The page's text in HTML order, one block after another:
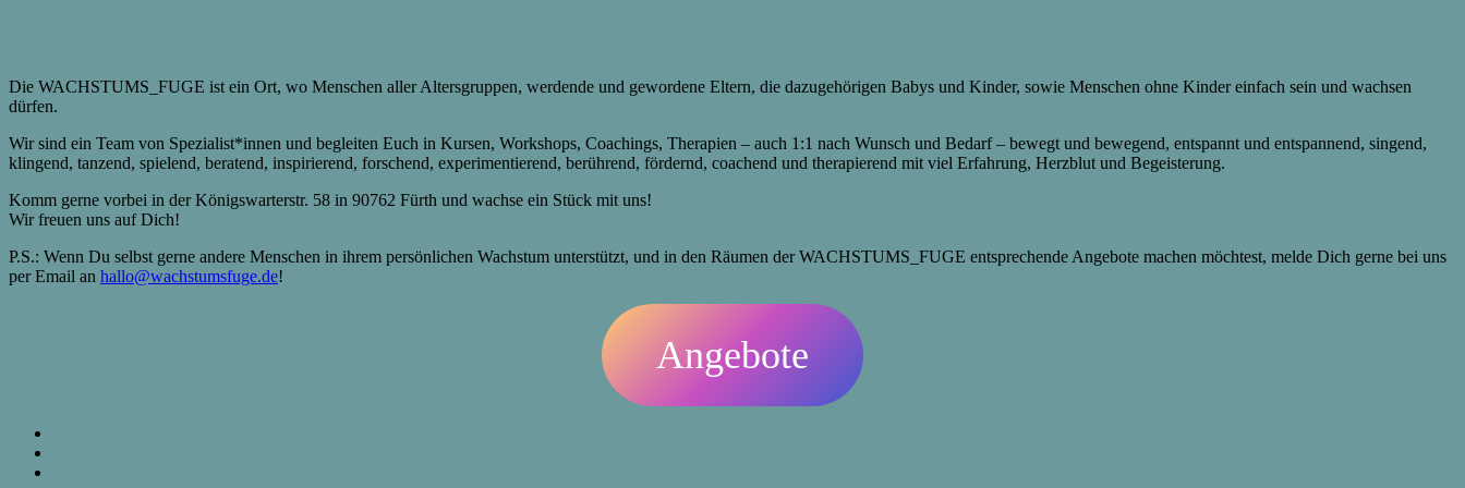
Die WACHSTUMS_FUGE ist ein Ort, wo Menschen aller Altersgruppen, werdende und gewordene Eltern, die dazugehörigen Babys und Kinder, sowie Menschen ohne Kinder einfach sein und wachsen
dürfen.
Wir sind ein Team von Spezialist*innen und begleiten Euch in Kursen, Workshops, Coachings, Therapien – auch 1:1 nach Wunsch und Bedarf – bewegt und bewegend, entspannt und entspannend, singend,
klingend, tanzend, spielend, beratend, inspirierend, forschend, experimentierend, berührend, fördernd, coachend und therapierend mit viel Erfahrung, Herzblut und Begeisterung.
Komm gerne vorbei in der Königswarterstr. 58 in 90762 Fürth und wachse ein Stück mit uns!
Wir freuen uns auf Dich!
P.S.: Wenn Du selbst gerne andere Menschen in ihrem persönlichen Wachstum unterstützt, und in den Räumen der WACHSTUMS_FUGE entsprechende Angebote machen möchtest, melde Dich gerne bei uns
per Email an hallo@wachstumsfuge.de!
Angebote